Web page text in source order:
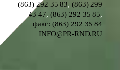
(863) 292 35 83,(863) 299
43 47,(863) 292 35 85,
факс: (863) 292 35 84
INFO@PR-RND.RU